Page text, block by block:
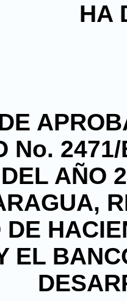
HA
No.
AÑO
DE
EL